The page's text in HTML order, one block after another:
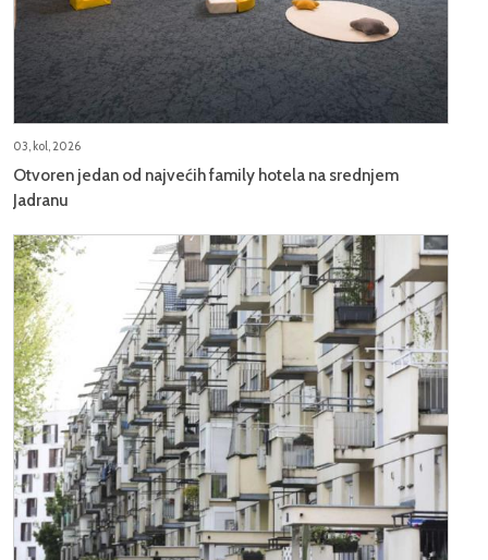
03, kol, 2026
Otvoren jedan od najvećih family hotela na srednjem
Jadranu